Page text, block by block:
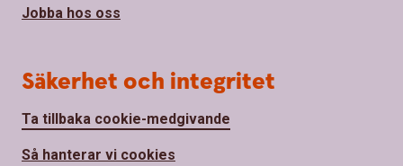
Jobba hos oss
Säkerhet och integritet
Ta tillbaka cookie-medgivande
Så hanterar vi cookies